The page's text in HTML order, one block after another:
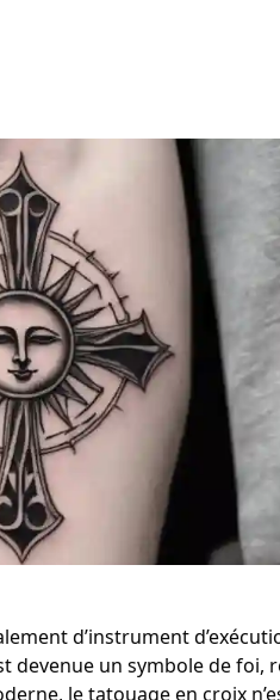
d’instrument
devenue un symbole de foi,
le tatouage en croix